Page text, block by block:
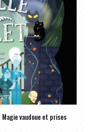
vaudoue et prises